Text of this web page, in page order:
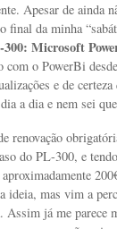
Apesar de ainda
final da minha
Microsoft
com o PowerBi
e de
a dia e nem sei
renovação
do PL-300, e
ideia, mas vim a
Assim já me parece